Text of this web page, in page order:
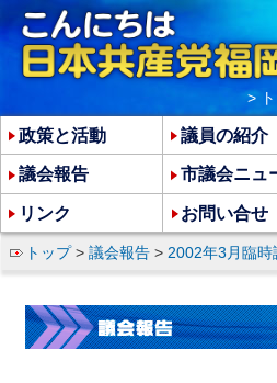
トップ> 議会報告 > 2002年3月臨時
政策と活動 議員の紹介
議会報告 市議会ニュ
リンク お問い合せ
>